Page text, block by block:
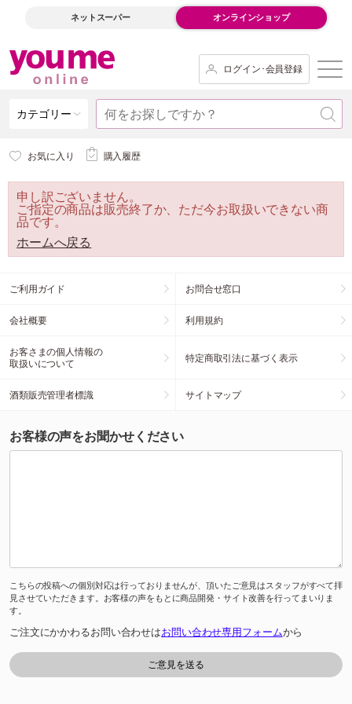
ネットスーパー オンラインショップ
ログイン･会員登録
カテゴリー
お気に入り 購入履歴
申し訳ございません。
ご指定の商品は販売終了か、ただ今お取扱いできない商
品です。
ホームへ戻る
ご利用ガイド お問合せ窓口
会社概要 利用規約
お客さまの個人情報の
取扱いについて
特定商取引法に基づく表示
酒類販売管理者標識 サイトマップ
お客様の声をお聞かせください
こちらの投稿への個別対応は行っておりませんが、頂いたご意見はスタッフがすべて拝
見させていただきます。お客様の声をもとに商品開発・サイト改善を行ってまいりま
す。
ご注文にかかわるお問い合わせはお問い合わせ専用フォームから